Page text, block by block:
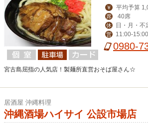
￥ 平均予算
席 40席
休 日・月・不
営 11:00-
0980-
宮古島屈指の人気店！製麺所直営おそば屋さん☆
居酒屋 沖縄料理
沖縄酒場ハイサイ 公設市場店